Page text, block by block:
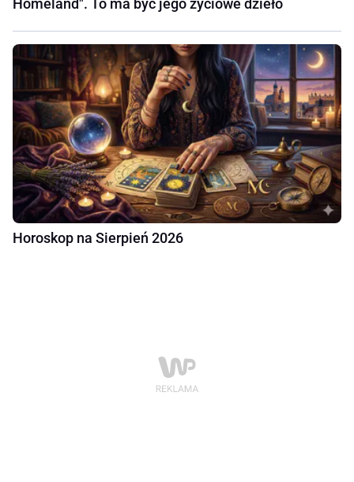
Homeland". To ma być jego życiowe dzieło
Horoskop na Sierpień 2026